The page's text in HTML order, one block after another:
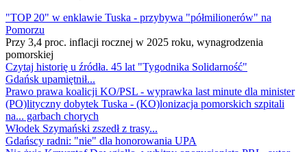
"TOP 20" w enklawie Tuska - przybywa "półmilionerów" na
Pomorzu
Przy 3,4 proc. inflacji rocznej w 2025 roku, wynagrodzenia
pomorskiej
Czytaj historię u źródła. 45 lat "Tygodnika Solidarność"
Gdańsk upamiętnił...
Prawo prawa koalicji KO/PSL - wyprawka last minute dla minister
(PO)lityczny dobytek Tuska - (KO)lonizacja pomorskich szpitali
na... garbach chorych
Włodek Szymański zszedł z trasy...
Gdańscy radni: "nie" dla honorowania UPA